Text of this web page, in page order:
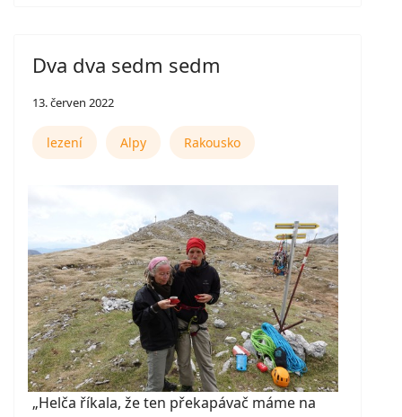
Dva dva sedm sedm
13. červen 2022
lezení Alpy Rakousko
„Helča říkala, že ten překapávač máme na